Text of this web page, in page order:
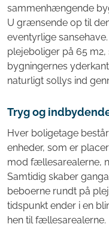
sammenhængende
U grænsende op til
eventyrlige
plejeboliger på 65
bygningernes
naturligt sollys ind
Tryg og
Hver boligetage
enheder, som er
mod fællesarealerne,
Samtidig skaber
beboerne rundt på
tidspunkt ender i en
hen til fællesarealerne.